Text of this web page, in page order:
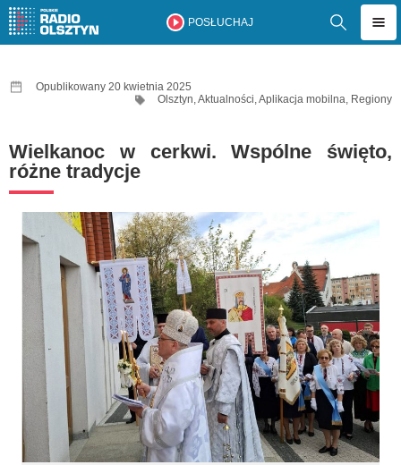
POSŁUCHAJ
Opublikowany 20 kwietnia 2025
Olsztyn,Aktualności,Aplikacja mobilna, Regiony
Wielkanoc w cerkwi. Wspólne święto,
różne tradycje